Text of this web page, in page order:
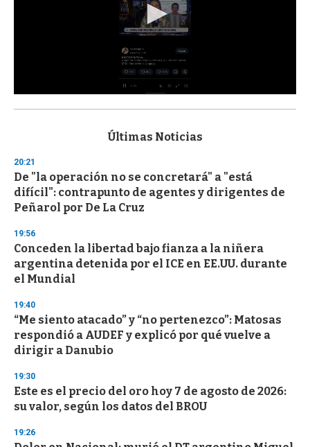
s
d
s
o
f
3
s
e
c
o
n
Últimas Noticias
20:21
De "la operación no se concretará" a "está
difícil": contrapunto de agentes y dirigentes de
Peñarol por De La Cruz
19:56
Conceden la libertad bajo fianza a la niñera
argentina detenida por el ICE en EE.UU. durante
el Mundial
19:40
“Me siento atacado” y “no pertenezco”: Matosas
respondió a AUDEF y explicó por qué vuelve a
dirigir a Danubio
19:30
Este es el precio del oro hoy 7 de agosto de 2026:
su valor, según los datos del BROU
19:26